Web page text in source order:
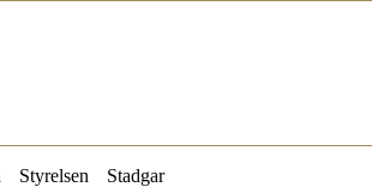
Styrelsen Stadgar